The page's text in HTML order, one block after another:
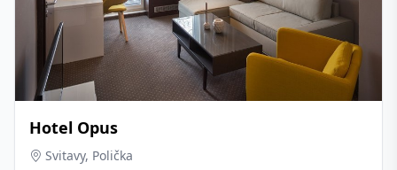
Hotel Opus
Svitavy, Polička